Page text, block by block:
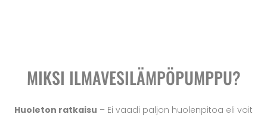
MIKSI ILMAVESILÄMPÖPUMPPU?
Huoleton ratkaisu – Ei vaadi paljon huolenpitoa eli voit